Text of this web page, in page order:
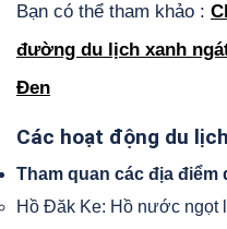
Bạn có thể tham khảo :
đường du lịch xanh
Đen
Các hoạt động du
Tham quan các địa điểm
Hồ Đăk Ke: Hồ nước ngọt